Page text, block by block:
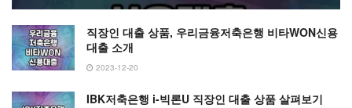
직장인 대출 상품, 우리금융저축은행 비타WON신용
대출 소개
2023-12-20
IBK저축은행 i-빅론U 직장인 대출 상품 살펴보기